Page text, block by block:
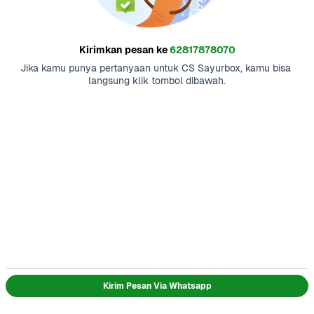
Kirimkan pesan ke62817878070
Jika kamu punya pertanyaan untuk CS Sayurbox, kamu bisa
langsung klik tombol dibawah.
Kirim Pesan Via Whatsapp